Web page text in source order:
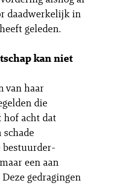
daadwerkelijk in
geleden.
kan niet
van haar
die
hof acht dat
bestuurder-
een aan
gedragingen